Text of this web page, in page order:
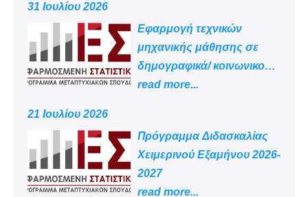
31 Ιουλίου 2026
Εφαρμογή τεχνικών
μηχανικής μάθησης σε
δημογραφικά/ κοινωνικο
-οικονομικά δεδομένα
read more...
21 Ιουλίου 2026
Πρόγραμμα Διδασκαλίας
Χειμερινού Εξαμήνου 2026-
2027
read more...